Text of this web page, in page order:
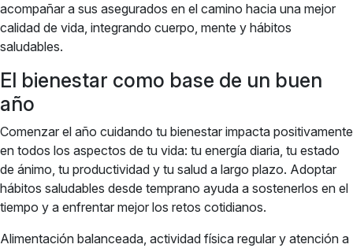
acompañar a sus asegurados en el camino hacia una mejor
calidad de vida, integrando cuerpo, mente y hábitos
saludables.
El bienestar como base de un buen
año
Comenzar el año cuidando tu bienestar impacta positivamente
en todos los aspectos de tu vida: tu energía diaria, tu estado
de ánimo, tu productividad y tu salud a largo plazo. Adoptar
hábitos saludables desde temprano ayuda a sostenerlos en el
tiempo y a enfrentar mejor los retos cotidianos.
Alimentación balanceada, actividad física regular y atención a